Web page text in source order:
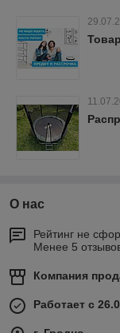
О нас
Рейтинг не
Менее 5
Компания
Работает с